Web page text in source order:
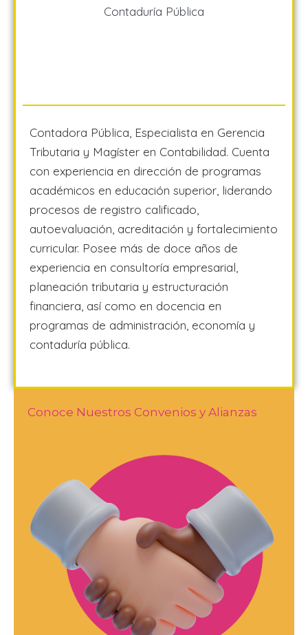
Contaduría Pública
Contadora Pública, Especialista en Gerencia
Tributaria y Magíster en Contabilidad. Cuenta
con experiencia en dirección de programas
académicos en educación superior, liderando
procesos de registro calificado,
autoevaluación, acreditación y fortalecimiento
curricular. Posee más de doce años de
experiencia en consultoría empresarial,
planeación tributaria y estructuración
financiera, así como en docencia en
programas de administración, economía y
contaduría pública.
Conoce Nuestros Convenios y Alianzas